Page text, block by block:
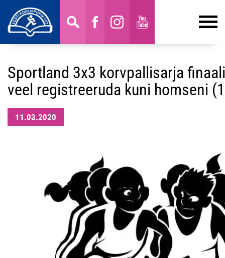
Sportland 3x3 korvpallisarja
veel registreeruda kuni homseni
11.03.2020